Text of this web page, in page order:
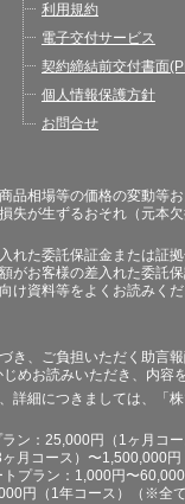
利用規約
電子交付サービス
契約締結前交付書面
個人情報保護方針
お問合せ
品相場等の価格の変動等
が生ずるおそれ（元本
た委託保証金または証
がお客様の差入れた委託
資料等をよくお読みくだ
、ご負担いただく助言
めお読みいただき、内容
細につきましては、「
：25,000円（1ヶ月コ
月コース）〜1,500,000
プラン：1,000円〜
円（1年コース）（※全